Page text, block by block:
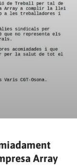
Array